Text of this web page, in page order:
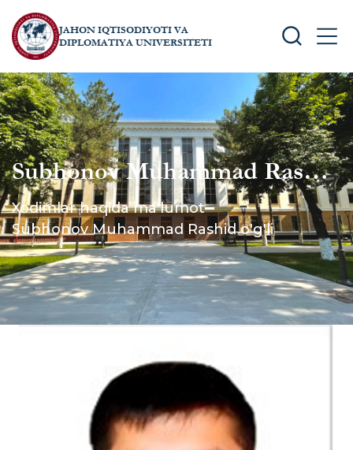
JAHON IQTISODIYOTI VA
DIPLOMATIYA UNIVERSITETI
SEARCH
Subhonov Muhammad Rashid
o'g'li
Xodimlar haqida ma'lumot
Subhonov Muhammad Rashid o'g'li